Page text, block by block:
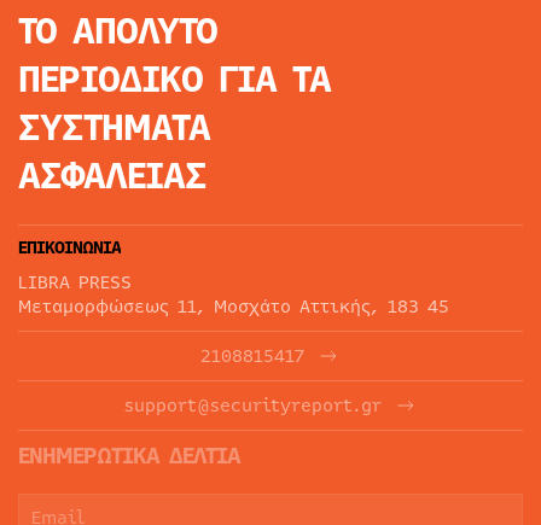
ΤΟ ΑΠΟΛΥΤΟ
ΠΕΡΙΟΔΙΚΟ ΓΙΑ ΤΑ
ΣΥΣΤΗΜΑΤΑ
ΑΣΦΑΛΕΙΑΣ
ΕΠΙΚΟΙΝΩΝΙΑ
LIBRA PRESS
Μεταμορφώσεως 11, Μοσχάτο Αττικής, 183 45
2108815417
support@securityreport.gr
ΕΝΗΜΕΡΩΤΙΚΑ ΔΕΛΤΙΑ